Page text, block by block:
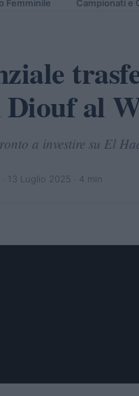
Femminile Campionati e
al
a investire su El
13 Luglio 2025 · 4 min